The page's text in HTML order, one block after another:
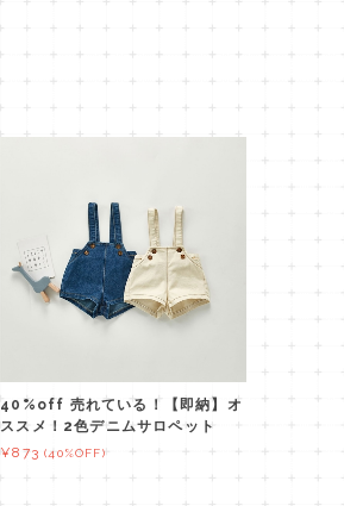
40%off 売れている！【即納】オ
ススメ！2色デニムサロペット
¥873 (40%OFF)